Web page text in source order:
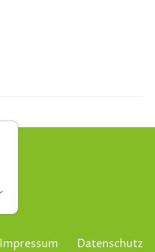
Impressum Datenschutz